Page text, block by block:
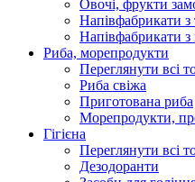
Овочі, фрукти
Напівфабрикати з
Напівфабрикати з
Риба, морепродукти
Переглянути всі
Риба свіжа
Приготована риба
Морепродукти,
Гігієна
Переглянути всі
Дезодоранти